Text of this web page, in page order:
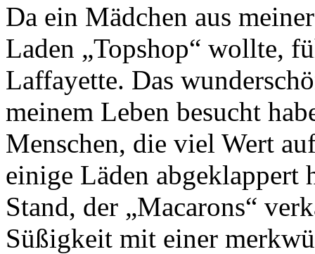
Da ein Mädchen aus
Laden „Topshop“ wollte,
Laffayette. Das
meinem Leben besucht
Menschen, die viel Wert
einige Läden abgeklappert
Stand, der „Macarons“
Süßigkeit mit einer